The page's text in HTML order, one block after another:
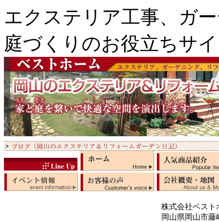
エクステリア工事、ガ
庭づくりのお役立ちサ
株式会社ベスト
岡山県岡山市藤